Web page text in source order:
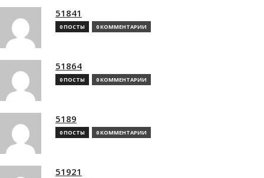
51841
0 ПОСТЫ 0 КОММЕНТАРИИ
51864
0 ПОСТЫ 0 КОММЕНТАРИИ
5189
0 ПОСТЫ 0 КОММЕНТАРИИ
51921